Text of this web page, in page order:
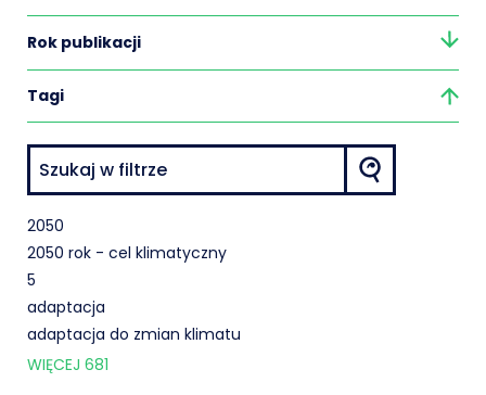
Rok publikacji
Tagi
2050
2050 rok - cel klimatyczny
5
adaptacja
adaptacja do zmian klimatu
WIĘCEJ 681